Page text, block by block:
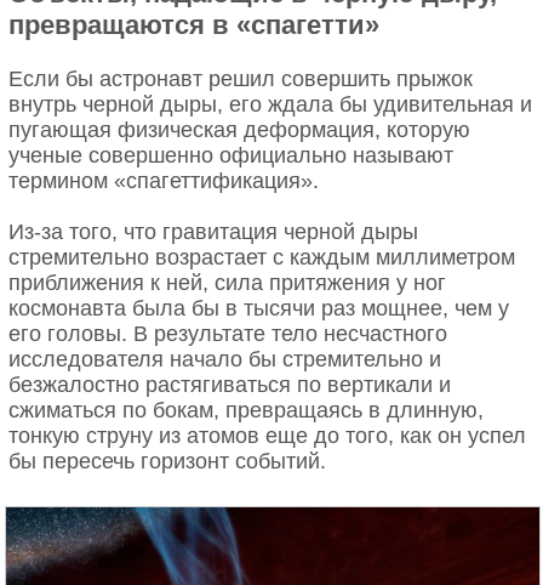
превращаются в «спагетти»
Если бы астронавт решил совершить прыжок
внутрь черной дыры, его ждала бы удивительная и
пугающая физическая деформация, которую
ученые совершенно официально называют
термином «спагеттификация».
Из-за того, что гравитация черной дыры
стремительно возрастает с каждым миллиметром
приближения к ней, сила притяжения у ног
космонавта была бы в тысячи раз мощнее, чем у
его головы. В результате тело несчастного
исследователя начало бы стремительно и
безжалостно растягиваться по вертикали и
сжиматься по бокам, превращаясь в длинную,
тонкую струну из атомов еще до того, как он успел
бы пересечь горизонт событий.